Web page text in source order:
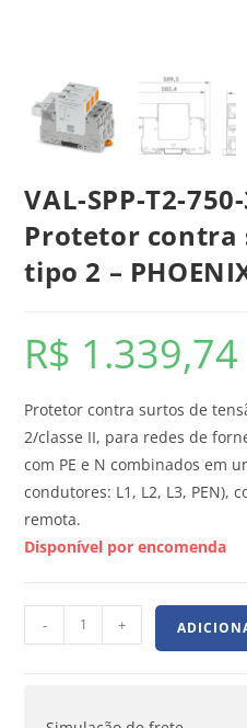
VAL-SPP-T2-
Protetor contra
tipo 2 –
R$ 1.339,74
Protetor contra surtos de
2/classe II, para redes de
com PE e N combinados em
condutores: L1, L2, L3, PEN),
remota.
Disponível por encomenda
- +